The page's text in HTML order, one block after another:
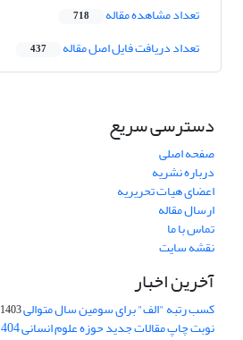
تعداد مشاهده مقاله 718
تعداد دریافت فایل اصل مقاله 437
دسترسی سریع
صفحه اصلی
درباره نشریه
اعضای هیات تحریریه
ارسال مقاله
تماس با ما
نقشه سایت
آخرین اخبار
کسب رتبه "الف" برای سومین سال متوالی1403-02-01
نوبت چاپ مقالات جدید حوزه علوم انسانی 1404و به بعد خواهد بود